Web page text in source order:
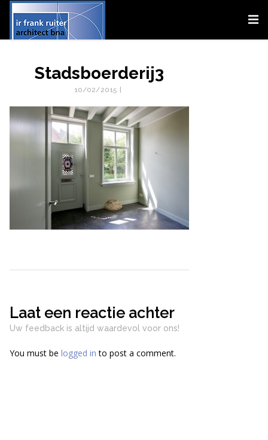
Stadsboerderij3
10/02/2015
Laat een reactie achter
Uw feedback is altijd waardevol voor ons!
You must be logged in to post a comment.